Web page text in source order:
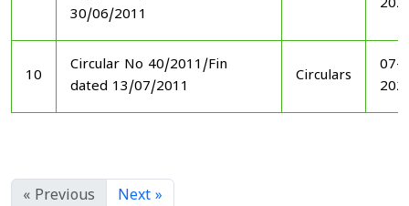
30/06/2011
10
Circular No 40/2011/Fin
dated 13/07/2011
Circulars
07-
« Previous Next »